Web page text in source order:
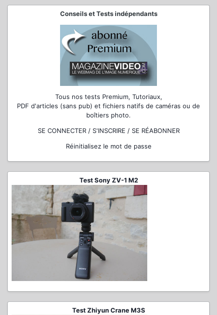
Conseils et Tests indépendants
Tous nos tests Premium, Tutoriaux,
PDF d'articles (sans pub) et fichiers natifs de caméras ou de
boîtiers photo.
SE CONNECTER / S'INSCRIRE / SE RÉABONNER
Réinitialisez le mot de passe
Test Sony ZV-1 M2
Test Zhiyun Crane M3S